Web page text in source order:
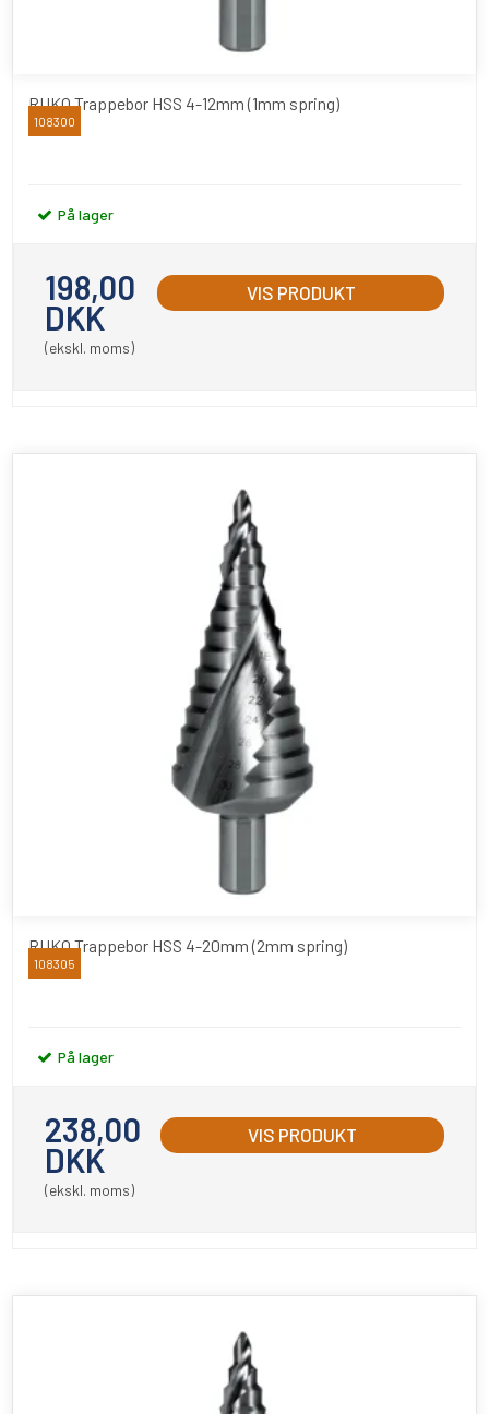
RUKO Trappebor HSS 4-12mm (1mm spring)
RUKO
108300
På lager
198,00
DKK
(ekskl. moms)
VIS PRODUKT
RUKO Trappebor HSS 4-20mm (2mm spring)
RUKO
108305
På lager
238,00
DKK
(ekskl. moms)
VIS PRODUKT